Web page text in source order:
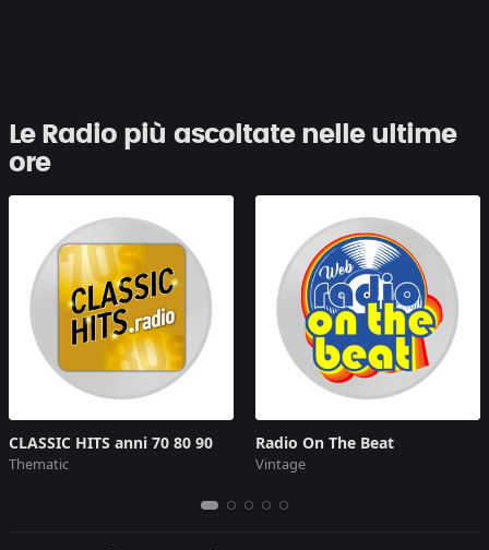
Le Radio più ascoltate nelle ultime
ore
CLASSIC HITS anni 70 80 90
Thematic
Radio On The Beat
Vintage